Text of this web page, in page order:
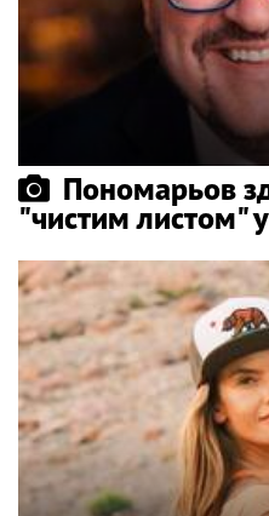
Пономарьов
"чистим листом"